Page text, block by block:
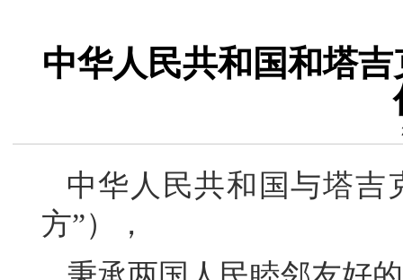
中华人民共和国和塔
中华人民共和国与塔吉
方”），